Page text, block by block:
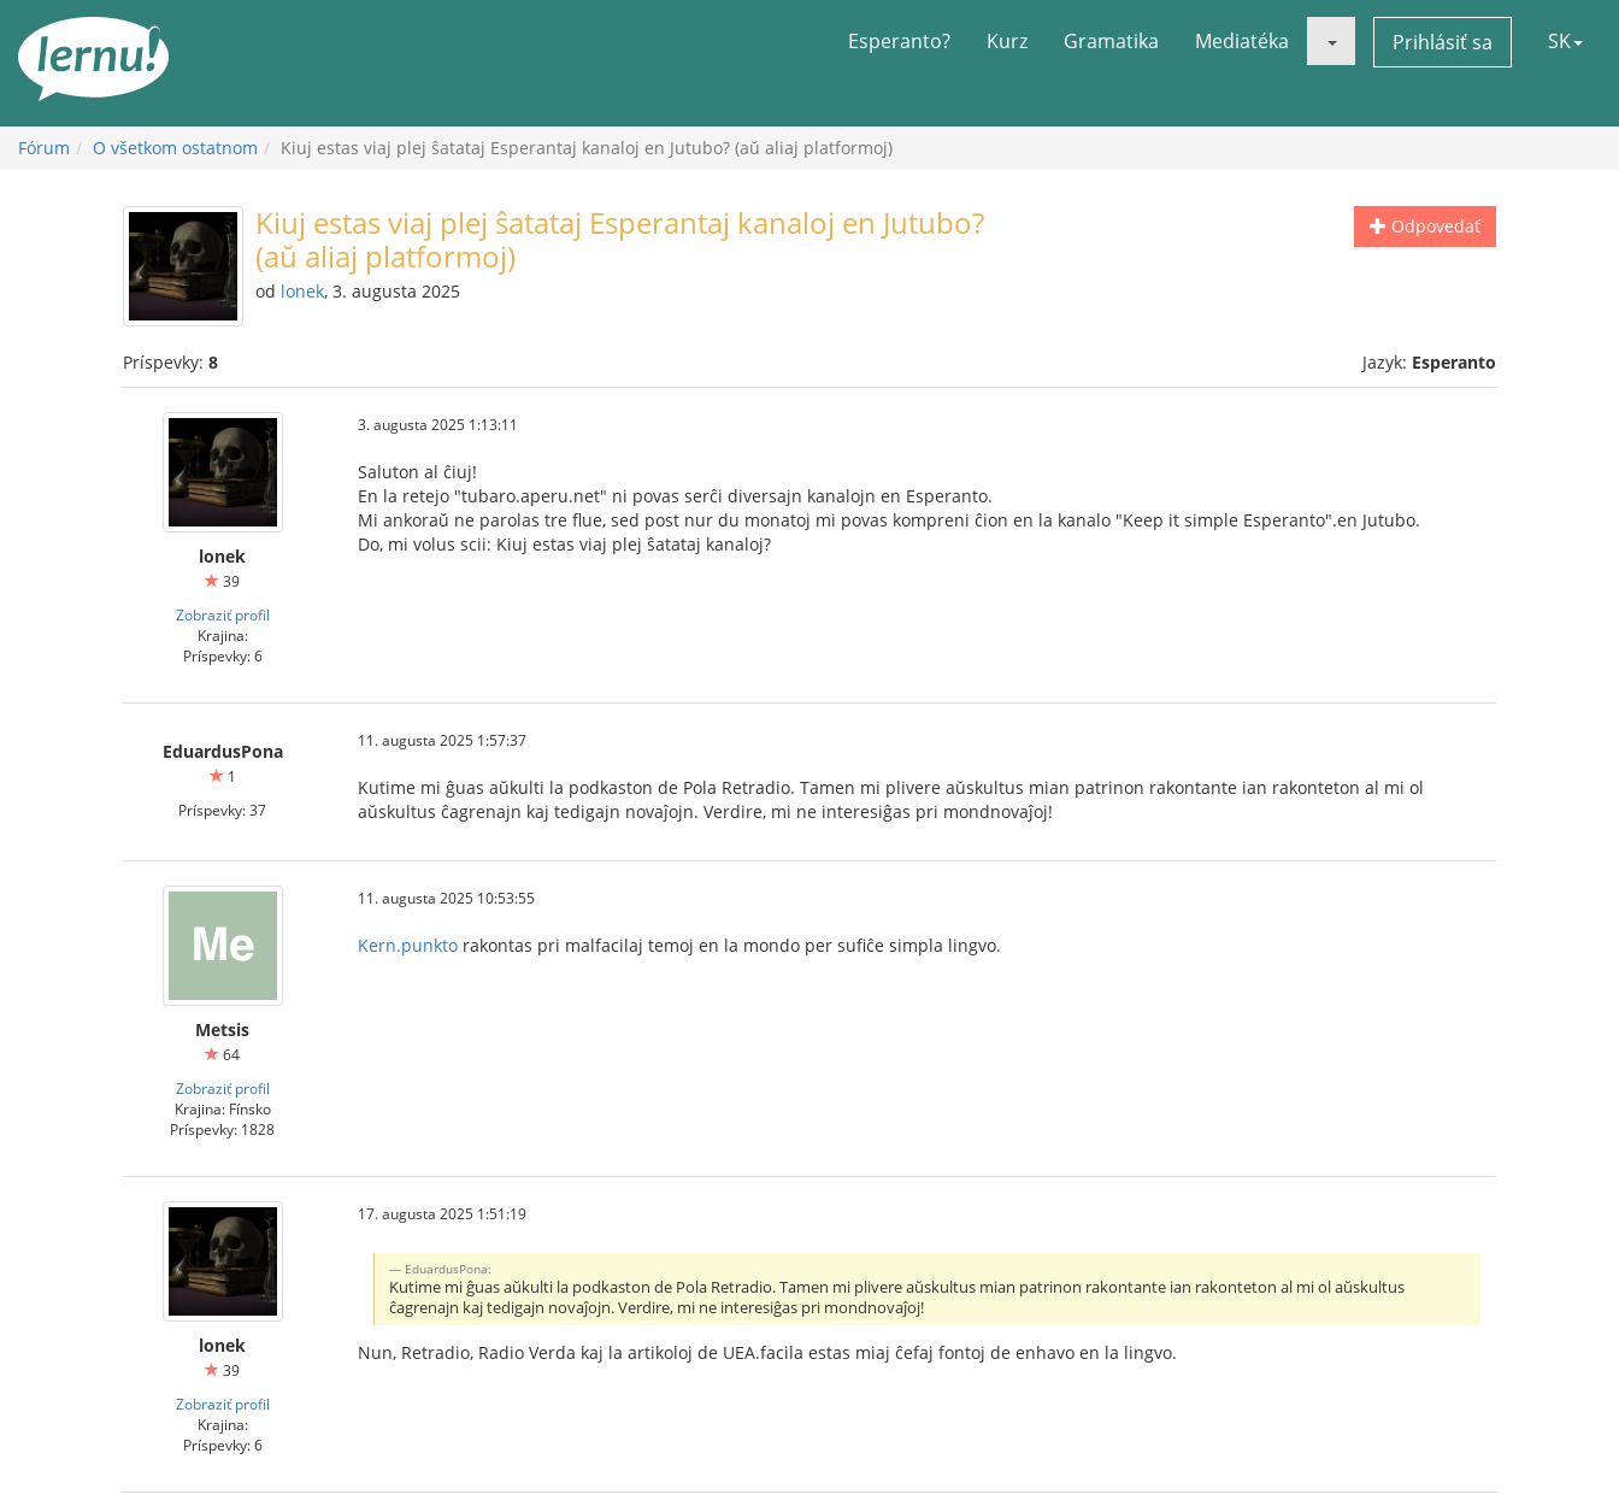
obsah
Esperanto? Kurz Gramatika Mediatéka Prihlásiť sa SK
Fórum O všetkom ostatnom Kiuj estas viaj plej ŝatataj Esperantaj kanaloj en Jutubo? (aŭ aliaj platformoj)
Odpovedať
Kiuj estas viaj plej ŝatataj Esperantaj kanaloj en Jutubo?
(aŭ aliaj platformoj)
od lonek, 3. augusta 2025
Príspevky: 8 Jazyk: Esperanto
lonek
39
Zobraziť profil
Krajina:
Príspevky: 6
3. augusta 2025 1:13:11
Saluton al ĉiuj!
En la retejo "tubaro.aperu.net" ni povas serĉi diversajn kanalojn en Esperanto.
Mi ankoraŭ ne parolas tre flue, sed post nur du monatoj mi povas kompreni ĉion en la kanalo "Keep it simple Esperanto".en Jutubo.
Do, mi volus scii: Kiuj estas viaj plej ŝatataj kanaloj?
EduardusPona
1
Príspevky: 37
11. augusta 2025 1:57:37
Kutime mi ĝuas aŭkulti la podkaston de Pola Retradio. Tamen mi plivere aŭskultus mian patrinon rakontante ian rakonteton al mi ol
aŭskultus ĉagrenajn kaj tedigajn novaĵojn. Verdire, mi ne interesiĝas pri mondnovaĵoj!
Metsis
64
Zobraziť profil
Krajina: Fínsko
Príspevky: 1828
11. augusta 2025 10:53:55
Kern.punkto rakontas pri malfacilaj temoj en la mondo per sufiĉe simpla lingvo.
lonek
39
Zobraziť profil
Krajina:
Príspevky: 6
17. augusta 2025 1:51:19
EduardusPona:
Kutime mi ĝuas aŭkulti la podkaston de Pola Retradio. Tamen mi plivere aŭskultus mian patrinon rakontante ian rakonteton al mi ol aŭskultus
ĉagrenajn kaj tedigajn novaĵojn. Verdire, mi ne interesiĝas pri mondnovaĵoj!
Nun, Retradio, Radio Verda kaj la artikoloj de UEA.facila estas miaj ĉefaj fontoj de enhavo en la lingvo.